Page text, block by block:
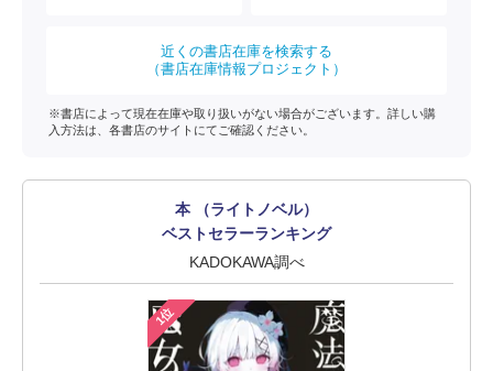
近くの書店在庫を検索する
（書店在庫情報プロジェクト）
※書店によって現在在庫や取り扱いがない場合がございます。詳しい購
入方法は、各書店のサイトにてご確認ください。
本 （ライトノベル）
ベストセラーランキング
KADOKAWA調べ
1位